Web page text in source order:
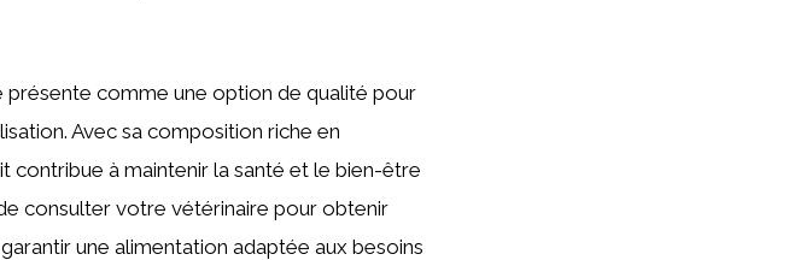
présente comme une option de qualité pour
Avec sa composition riche en
contribue à maintenir la santé et le bien-être
consulter votre vétérinaire pour obtenir
une alimentation adaptée aux besoins